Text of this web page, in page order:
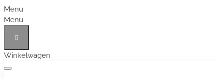
Menu
Menu
Winkelwagen